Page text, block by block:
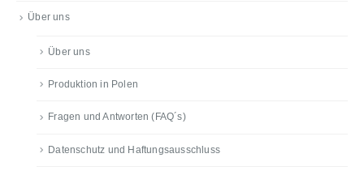
Über uns
Über uns
Produktion in Polen
Fragen und Antworten (FAQ´s)
Datenschutz und Haftungsausschluss